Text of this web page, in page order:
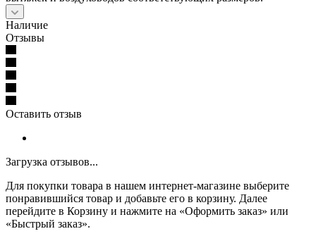
Наличие
Отзывы
Оставить отзыв
Загрузка отзывов...
Для покупки товара в нашем интернет-магазине выберите
понравившийся товар и добавьте его в корзину. Далее
перейдите в Корзину и нажмите на «Оформить заказ» или
«Быстрый заказ».